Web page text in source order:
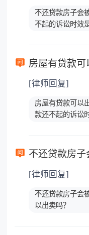
不还贷款房子会
不起的诉讼时效
[律师回复]
房屋有贷款可以
款还不起的诉讼
[律师回复]
不还贷款房子会
以出卖吗？